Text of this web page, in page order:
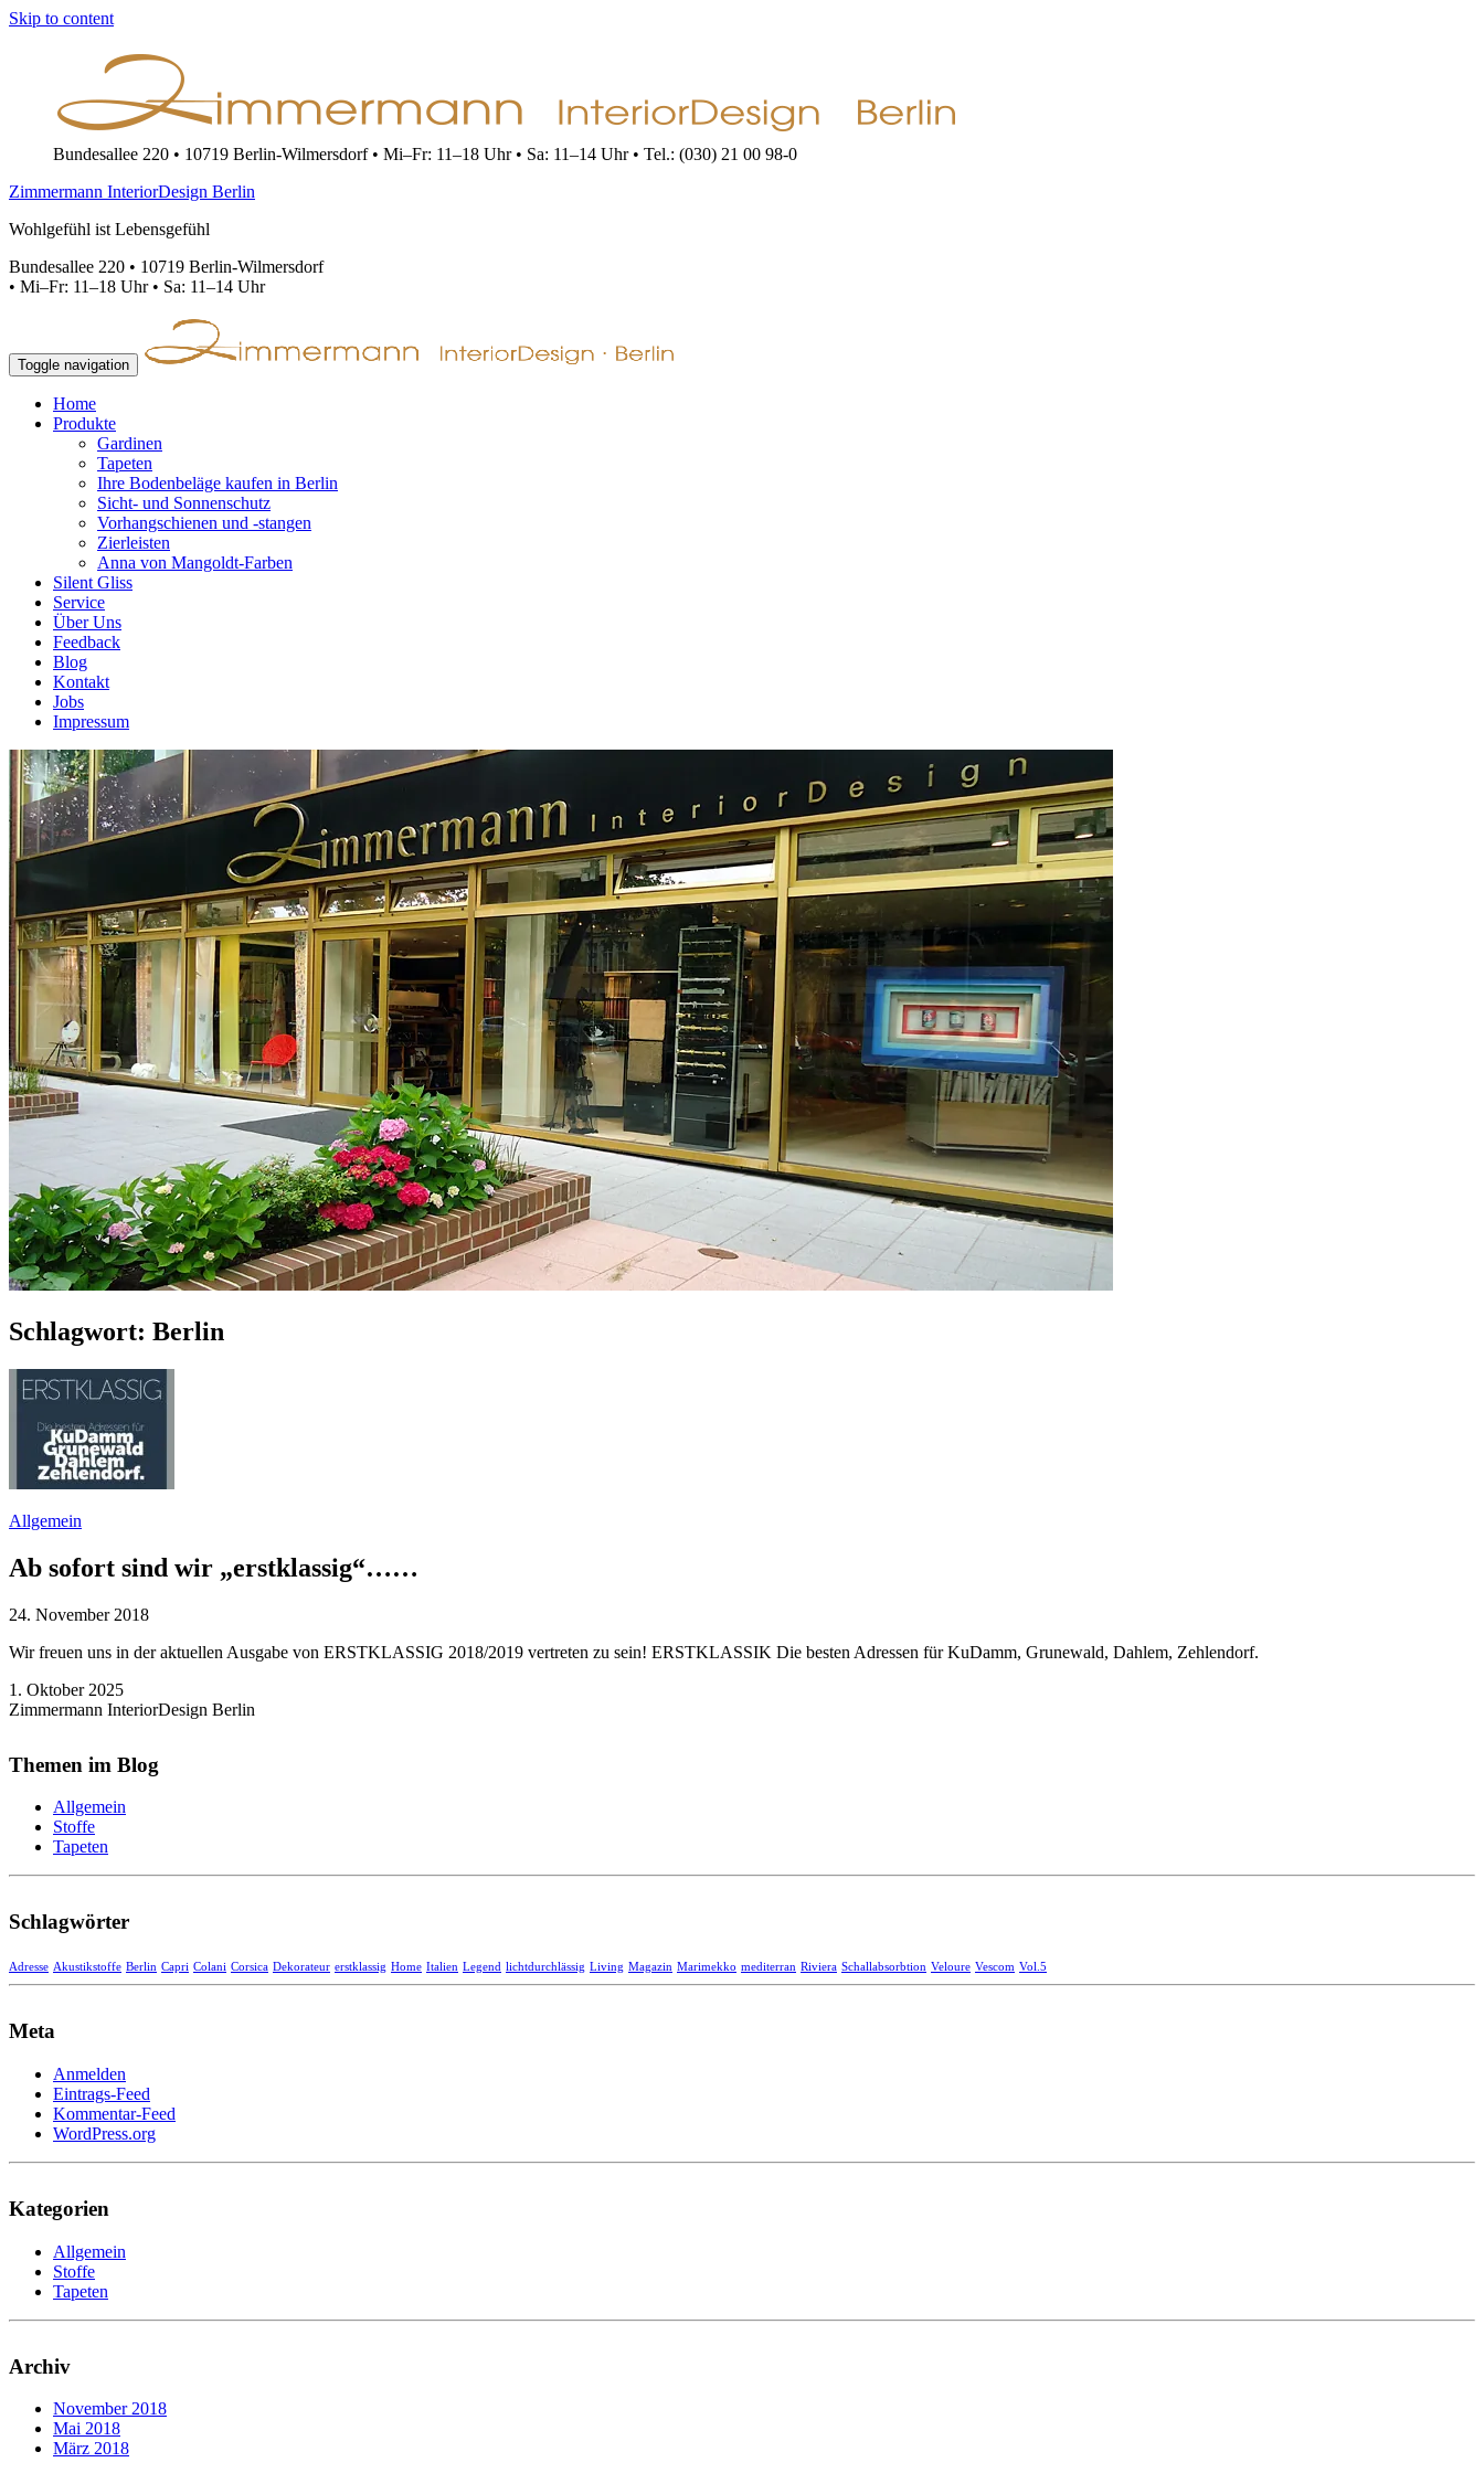
Skip to content
Bundesallee 220 • 10719 Berlin-Wilmersdorf • Mi–Fr: 11–18 Uhr • Sa: 11–14 Uhr • Tel.: (030) 21 00 98-0
Zimmermann InteriorDesign Berlin
Wohlgefühl ist Lebensgefühl
Bundesallee 220 • 10719 Berlin-Wilmersdorf
• Mi–Fr: 11–18 Uhr • Sa: 11–14 Uhr
Toggle navigation
Home
Produkte
Gardinen
Tapeten
Ihre Bodenbeläge kaufen in Berlin
Sicht- und Sonnenschutz
Vorhangschienen und -stangen
Zierleisten
Anna von Mangoldt-Farben
Silent Gliss
Service
Über Uns
Feedback
Blog
Kontakt
Jobs
Impressum
Schlagwort: Berlin
Allgemein
Ab sofort sind wir „erstklassig“……
24. November 2018
Wir freuen uns in der aktuellen Ausgabe von ERSTKLASSIG 2018/2019 vertreten zu sein! ERSTKLASSIK Die besten Adressen für KuDamm, Grunewald, Dahlem, Zehlendorf.
1. Oktober 2025
Zimmermann InteriorDesign Berlin
Themen im Blog
Allgemein
Stoffe
Tapeten
Schlagwörter
Adresse Akustikstoffe Berlin Capri Colani Corsica Dekorateur erstklassig Home Italien Legend lichtdurchlässig Living Magazin Marimekko mediterran Riviera Schallabsorbtion Veloure Vescom Vol.5
Meta
Anmelden
Eintrags-Feed
Kommentar-Feed
WordPress.org
Kategorien
Allgemein
Stoffe
Tapeten
Archiv
November 2018
Mai 2018
März 2018